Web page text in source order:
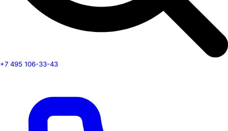
+7 495 106-33-43